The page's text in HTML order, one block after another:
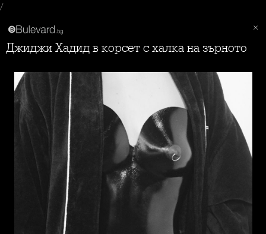
/
Джиджи Хадид в корсет с халка на зърното